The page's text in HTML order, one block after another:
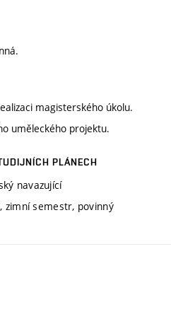
magisterského úkolu.
uměleckého projektu.
PLÁNECH
navazující
zimní semestr, povinný